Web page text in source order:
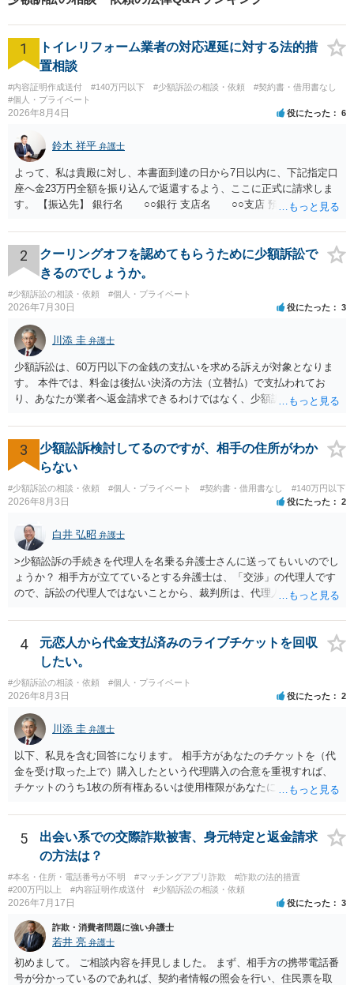
1
トイレリフォーム業者の対応遅延に対する法的措
置相談
#内容証明作成送付 #140万円以下 #少額訴訟の相談・依頼
#契約書・借用書なし
#個人・プライベート
2026年8月4日 役にたった 6
鈴木 祥平 弁護士
よって、私は貴殿に対し、本書面到達の日から7日以内に、下記指定口
座へ金23万円全額を振り込んで返還するよう、ここに正式に請求しま
す。 【振込先】 銀行名 ○○銀行 支店名 ○○支店 預金種別 普通
されない場合には、貴殿には任意に返金する意思がないものと判断
し、やむを得ず、返還金23万円及びこれに対する遅延損害金の支払い
を求める民事訴訟、支払督促その他必要な法的手続を直ちに講じま
す。 その際には、訴訟に要する費用その他法令上認められる金員につ
いても併せて請求する予定ですので、あらかじめ申し添えます。 本件
は、貴殿自らが契約を解約したことによって生じた返還義務の履行を
求めるものにすぎません。貴殿の仕入先との取引関係や返金時期など
の内部事情は、私に対する返還義務の発生や履行時期には何ら影響を
及ぼすものではありません。 これ以上、本件の解決を不必要に遅延さ
せることなく、誠意をもって速やかに返金手続を履行されるよう、強
く求めます。 以上
2
クーリングオフを認めてもらうために少額訴訟で
きるのでしょうか。
#少額訴訟の相談・依頼 #個人・プライベート
2026年7月30日 役にたった 3
川添 圭 弁護士
少額訴訟は、60万円以下の金銭の支払いを求める訴えが対象となりま
す。 本件では、料金は後払い決済の方法（立替払）で支払われてお
り、あなたが業者へ返金請求できるわけではなく、少額訴訟は使えな
在確認請求訴訟を提起することも考えられますが、まずは後払い決済
業者へ（原契約のクーリング・オフの証拠の写しとともに）支払拒絶
の通知書を送り、もし訴訟や支払督促を行ってきた場合には全面的に
争う、というやり方がベターではないかと思います。弁護士会の相談
センター等で、消費者問題に強い弁護士（消費者保護委員会に所属し
ているなど）へ相談されることをお勧めします。
3
少額訟訴検討してるのですが、相手の住所がわか
らない
#少額訴訟の相談・依頼 #個人・プライベート #契約書・借用書なし #140万円以下
2026年8月3日 役にたった 2
白井 弘昭 弁護士
>少額訟訴の手続きを代理人を名乗る弁護士さんに送ってもいいのでし
ょうか？ 相手方が立てているとする弁護士は、「交渉」の代理人です
ので、訴訟の代理人ではないことから、裁判所は、代理人宛ての訴状
ている場合は、相手方（被告）の住所で訴状を作成提出し、裁判所に
代理人が就いていたことを知らせると（訴状の記載内容から明らかな
場合も）、裁判所が当該代理人弁護士に事前連絡し、引き続き訴訟も
受任するかを聞いたうえで、受任の意志が明らかになったところで、
直接被告に送達するのではなく、代理人に訴状の受領を促すこともあ
ります。 ラインのやり取りでしか証拠がないと、実際の本人性が明ら
かではありません。もちろん弁護士（２０万円の請求で代理人弁護士
に委任するかも疑わしいのですが）も住所は明らかにしないでしょ
う。 何か本人を示す事実（振込先などの情報）から、相手の住所等の
情報を割り出していくしかないように思えます。 以上、ご参考まで。
4
元恋人から代金支払済みのライブチケットを回収
したい。
#少額訴訟の相談・依頼 #個人・プライベート
2026年8月3日 役にたった 2
川添 圭 弁護士
以下、私見を含む回答になります。 相手方があなたのチケットを（代
金を受け取った上で）購入したという代理購入の合意を重視すれば、
チケットのうち1枚の所有権あるいは使用権限があなたにあり、チケッ
す。 一方、このチケット購入には「相手方と一緒に行く」という合意
も付随していたことを無視することができません。こちらを重視すれ
ば、交際を終了させたことにより「一緒に行く」という結果の実現に
重大な障害が発生しており、当然にチケットを引き渡すべきといえる
かは微妙であり、むしろ返金すべきとするのが当事者の合理的意思に
合致するのではないか、という判断に傾くことになると思います。 例
隣り合わせになることは避けたいという心理が働くことも無理からぬ
ところです。一方、チケットがエリア指定のアリーナ席であれば隣り
合わせにならずに済むかもしれませんし、そのチケットが入手困難で
あったり特別席であったりすれば、判断は変わってくるかもしれませ
5
出会い系での交際詐欺被害、身元特定と返金請求
の方法は？
#本名・住所・電話番号が不明 #マッチングアプリ詐欺
#詐欺の法的措置
#200万円以上
#内容証明作成送付 #少額訴訟の相談・依頼
2026年7月17日 役にたった 3
詐欺・消費者問題に強い弁護士
若井 亮 弁護士
初めまして。 ご相談内容を拝見しました。 まず、相手方の携帯電話番
号が分かっているのであれば、契約者情報の照会を行い、住民票を取